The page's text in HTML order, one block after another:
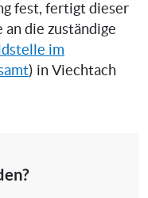
fest, fertigt dieser
die zuständige
im
) in Viechtach